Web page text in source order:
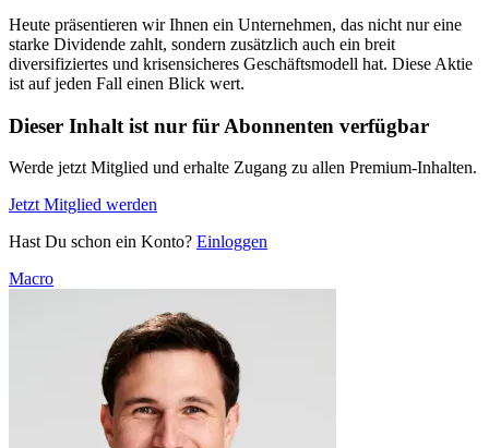
Heute präsentieren wir Ihnen ein Unternehmen, das nicht nur eine
starke Dividende zahlt, sondern zusätzlich auch ein breit
diversifiziertes und krisensicheres Geschäftsmodell hat. Diese Aktie
ist auf jeden Fall einen Blick wert.
Dieser Inhalt ist nur für Abonnenten verfügbar
Werde jetzt Mitglied und erhalte Zugang zu allen Premium-Inhalten.
Jetzt Mitglied werden
Hast Du schon ein Konto? Einloggen
Macro